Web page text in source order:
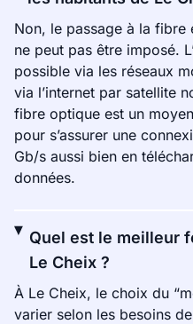
Non, le passage à la
ne peut pas être imposé.
possible via les réseaux
via l’internet par satellite
fibre optique est un
pour s’assurer une
Gb/s aussi bien en
données.
Quel est le meilleur
Le Cheix ?
À Le Cheix, le choix du
varier selon les besoins